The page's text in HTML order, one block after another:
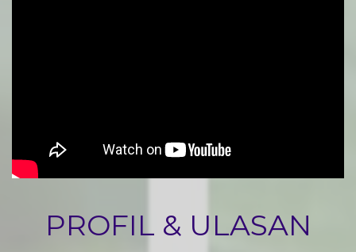
PROFIL & ULASAN